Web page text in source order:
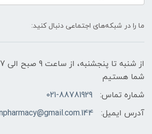
ما را در شبکه‌های اجتماعی دنبال کنید:
شما هستیم
شماره تماس:
021-88781929
آدرس ایمیل:
144.parsinpharmacy@gmail.com